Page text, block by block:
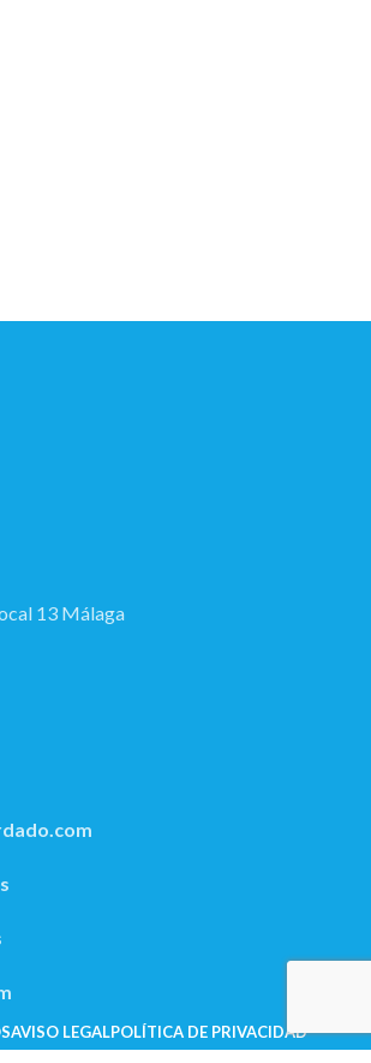
13 Málaga
AVISO LEGALPOLÍ­TICA DE PRIVACIDAD